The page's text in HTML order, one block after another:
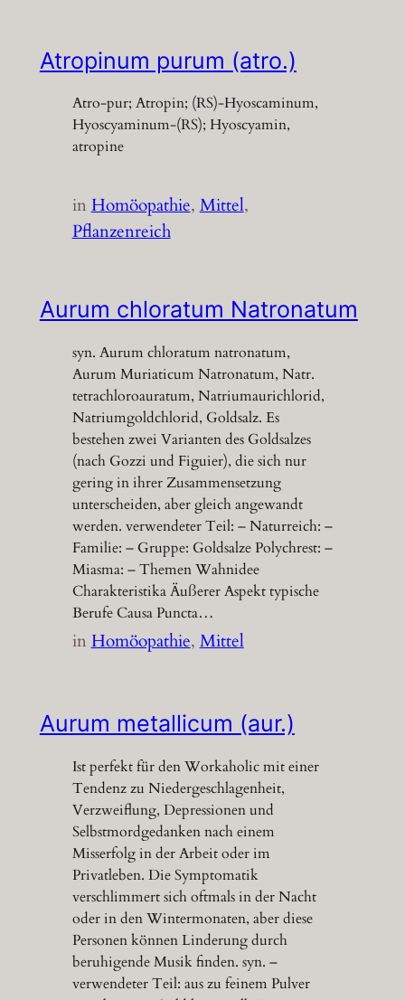
Atropinum purum (atro.)
Atro-pur; Atropin; (RS)-Hyoscaminum,
Hyoscyaminum-(RS); Hyoscyamin,
atropine
inHomöopathie, Mittel
Pflanzenreich
Aurum chloratum Natronatum
syn. Aurum chloratum natronatum,
Aurum Muriaticum Natronatum, Natr.
tetrachloroauratum, Natriumaurichlorid,
Natriumgoldchlorid, Goldsalz. Es
bestehen zwei Varianten des Goldsalzes
(nach Gozzi und Figuier), die sich nur
gering in ihrer Zusammensetzung
unterscheiden, aber gleich angewandt
werden. verwendeter Teil: – Naturreich: –
Familie: – Gruppe: Goldsalze Polychrest: –
Miasma: – Themen Wahnidee
Charakteristika Äußerer Aspekt typische
Berufe Causa Puncta…
inHomöopathie, Mittel
Aurum metallicum (aur.)
Ist perfekt für den Workaholic mit einer
Tendenz zu Niedergeschlagenheit,
Verzweiflung, Depressionen und
Selbstmordgedanken nach einem
Misserfolg in der Arbeit oder im
Privatleben. Die Symptomatik
verschlimmert sich oftmals in der Nacht
oder in den Wintermonaten, aber diese
Personen können Linderung durch
beruhigende Musik finden. syn. –
verwendeter Teil: aus zu feinem Pulver